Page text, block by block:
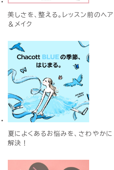
美しさを、整える。レッスン前のヘア
＆メイク
夏によくあるお悩みを、さわやかに
解決！